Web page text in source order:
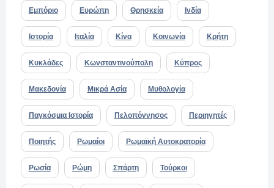
Εμπόριο Ευρώπη Θρησκεία Ινδία
Ιστορία Ιταλία Κίνα Κοινωνία Κρήτη
Κυκλάδες Κωνσταντινούπολη Κύπρος
Μακεδονία Μικρά Ασία Μυθολογία
Παγκόσμια Ιστορία Πελοπόννησος Περιηγητές
Ποιητής Ρωμαίοι Ρωμαϊκή Αυτοκρατορία
Ρωσία Ρώμη Σπάρτη Τούρκοι